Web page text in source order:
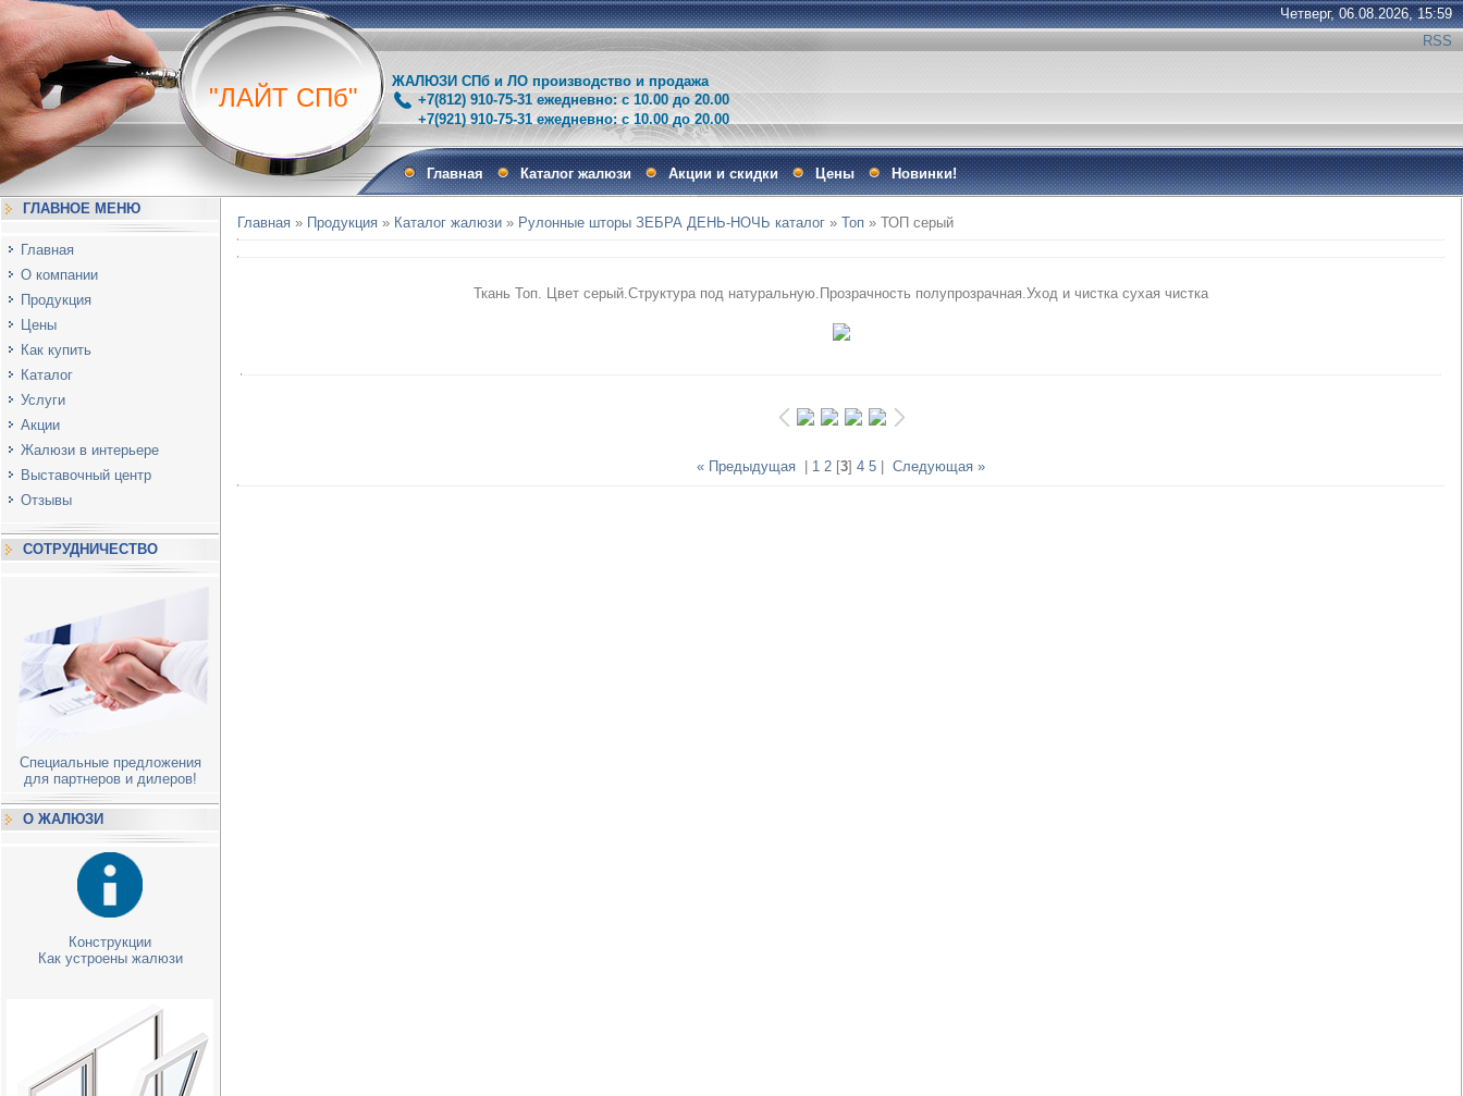
"ЛАЙТ СПб"
Четверг, 06.08.2026, 15:59
RSS
ЖАЛЮЗИ СПб и ЛО производство и продажа
+7(812) 910-75-31 ежедневно: с 10.00 до 20.00
+7(921) 910-75-31 ежедневно: с 10.00 до 20.00
Главная Каталог жалюзи Акции и скидки Цены Новинки!
ГЛАВНОЕ МЕНЮ
Главная
О компании
Продукция
Цены
Как купить
Каталог
Услуги
Акции
Жалюзи в интерьере
Выставочный центр
Отзывы
СОТРУДНИЧЕСТВО
Специальные предложения
для партнеров и дилеров!
О ЖАЛЮЗИ
Конструкции
Как устроены жалюзи
Главная » Продукция » Каталог жалюзи » Рулонные шторы ЗЕБРА ДЕНЬ-НОЧЬ каталог » Топ » ТОП серый
Ткань Топ. Цвет серый.Структура под натуральную.Прозрачность полупрозрачная.Уход и чистка сухая чистка
« Предыдущая | 1 2 [3] 4 5 | Следующая »